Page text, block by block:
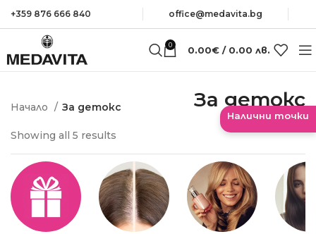
+359 876 666 840 оffice@medavita.bg
0 0.00€ / 0.00 лв.
Начало За детокс За детокс
Showing all 5 results
average
rating
Налични точки